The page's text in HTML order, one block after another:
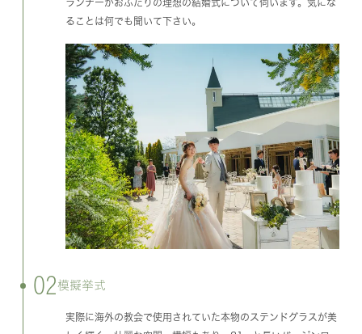
ランナーがおふたりの理想の結婚式について伺います。気にな
ることは何でも聞いて下さい。
02 模擬挙式
実際に海外の教会で使用されていた本物のステンドグラスが美